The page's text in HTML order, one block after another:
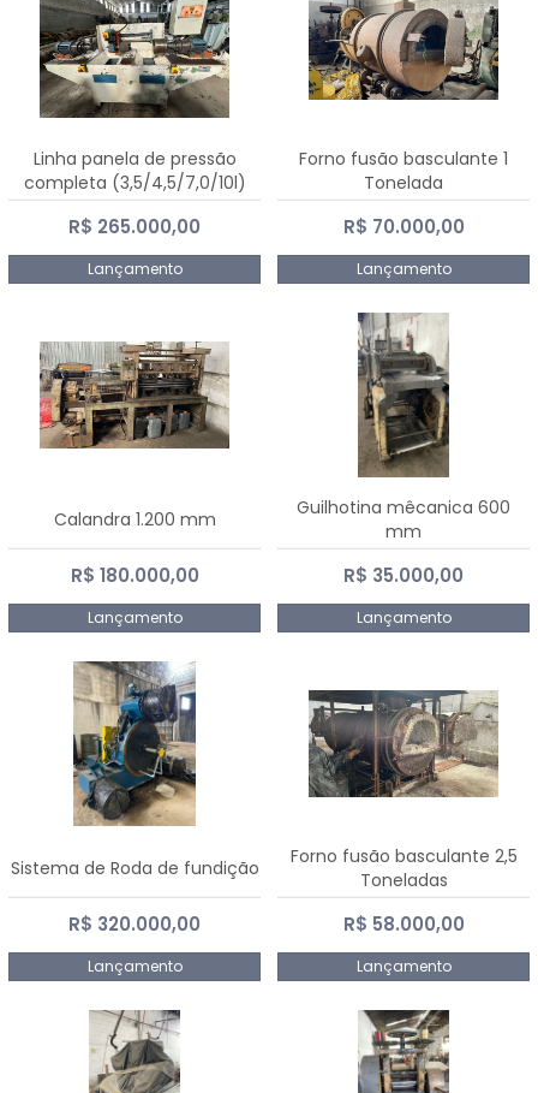
Linha panela de pressão
completa (3,5/4,5/7,0/10l)
R$ 265.000,00
Lançamento
Forno fusão basculante 1
Tonelada
R$ 70.000,00
Lançamento
Calandra 1.200 mm
R$ 180.000,00
Lançamento
Guilhotina mêcanica 600
mm
R$ 35.000,00
Lançamento
Sistema de Roda de fundição
R$ 320.000,00
Lançamento
Forno fusão basculante 2,5
Toneladas
R$ 58.000,00
Lançamento